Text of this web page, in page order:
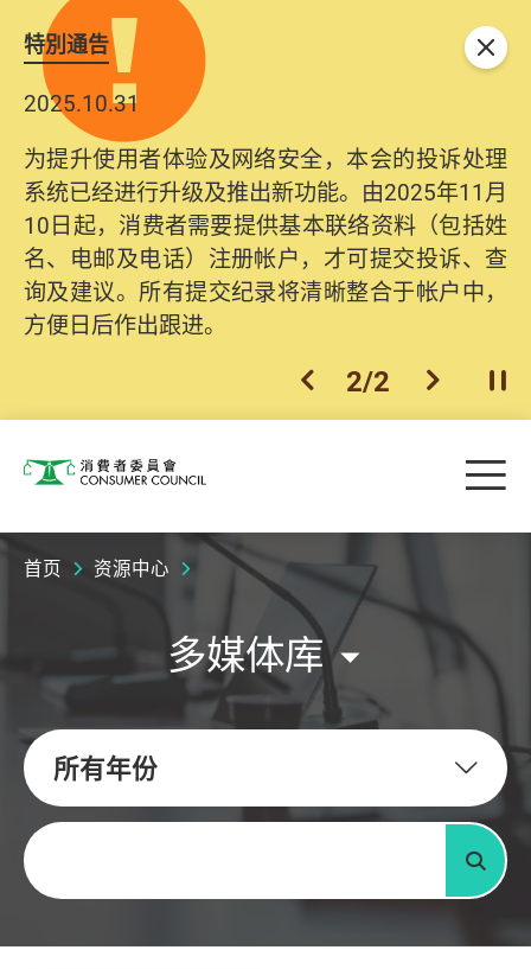
特別通告
2025.10.31
为提升使用者体验及网络安全，本会的投诉处理
系统已经进行升级及推出新功能。由2025年11月
10日起，消费者需要提供基本联络资料（包括姓
名、电邮及电话）注册帐户，才可提交投诉、查
询及建议。所有提交纪录将清晰整合于帐户中，
方便日后作出跟进。
上一个
2/2 下一个开
关闭
消费者委员会 目
首页 资源中心
多媒体库
所有年份
关键字
搜寻